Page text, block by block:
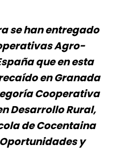
se han entregado
Agro-
que en esta
en Granada
Cooperativa
Desarrollo Rural,
de Cocentaina
y